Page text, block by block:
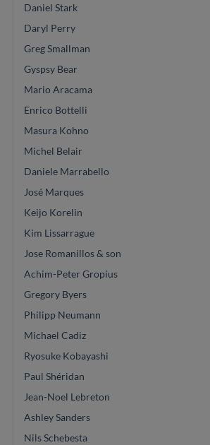
Daniel Stark
Daryl Perry
Greg Smallman
Gyspsy Bear
Mario Aracama
Enrico Bottelli
Masura Kohno
Michel Belair
Daniele Marrabello
José Marques
Keijo Korelin
Kim Lissarrague
Jose Romanillos & son
Achim-Peter Gropius
Gregory Byers
Philipp Neumann
Michael Cadiz
Ryosuke Kobayashi
Paul Shéridan
Jean-Noel Lebreton
Ashley Sanders
Nils Schebesta